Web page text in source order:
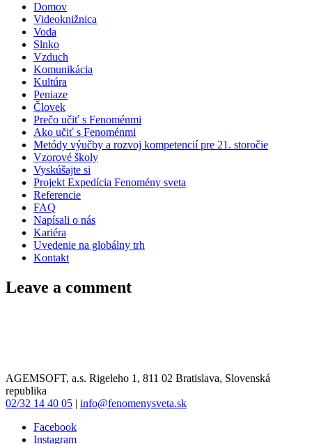
Domov
Videoknižnica
Voda
Slnko
Vzduch
Komunikácia
Kultúra
Peniaze
Človek
Prečo učiť s Fenoménmi
Ako učiť s Fenoménmi
Metódy výučby a rozvoj kompetencií pre 21. storočie
Vzorové školy
Vyskúšajte si
Projekt Expedícia Fenomény sveta
Referencie
FAQ
Napísali o nás
Kariéra
Uvedenie na globálny trh
Kontakt
Leave a comment
AGEMSOFT, a.s. Rigeleho 1, 811 02 Bratislava, Slovenská
republika
02/32 14 40 05 | info@fenomenysveta.sk
Facebook
Instagram